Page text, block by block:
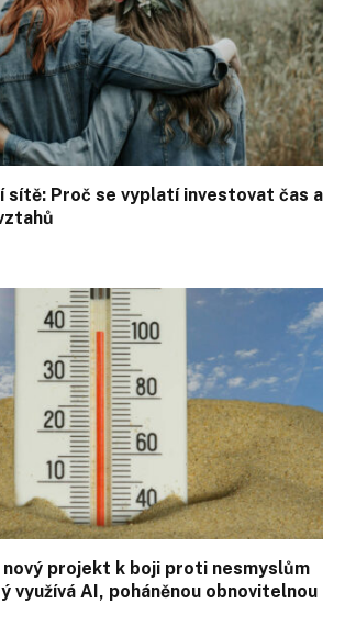
sítě: Proč se vyplatí investovat čas a
nový projekt k boji proti nesmyslům
využívá AI, poháněnou obnovitelnou